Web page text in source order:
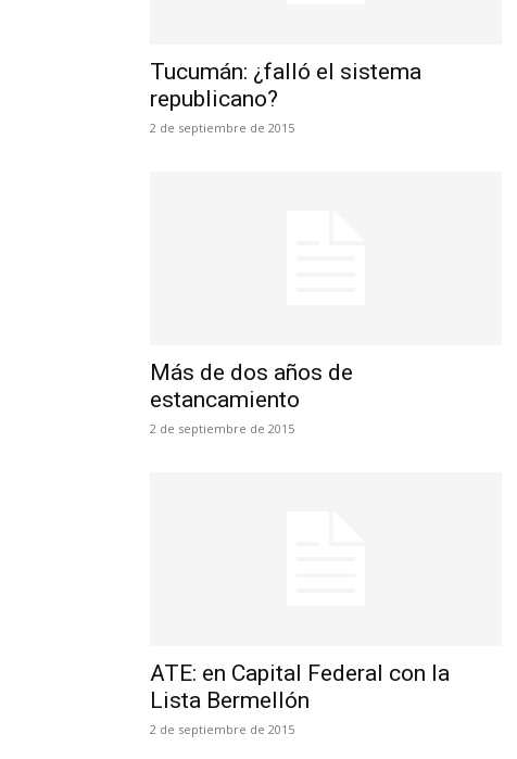
Tucumán: ¿falló el sistema
republicano?
2 de septiembre de 2015
Más de dos años de
estancamiento
2 de septiembre de 2015
ATE: en Capital Federal con la
Lista Bermellón
2 de septiembre de 2015